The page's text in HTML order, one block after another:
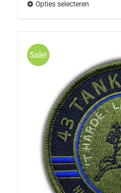
Opties selecteren
Sale!